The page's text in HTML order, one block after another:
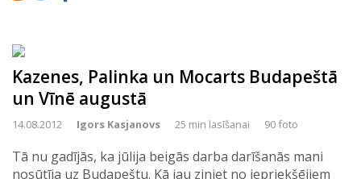
Kazenes, Palinka un Mocarts Budapeštā
un Vīnē augustā
14.08.2012 Igors Kasjanovs 25 min lasīšanai 90 foto
Tā nu gadījās, ka jūlija beigās darba darīšanās mani
nosūtīja uz Budapeštu. Kā jau ziniet no iepriekšējiem